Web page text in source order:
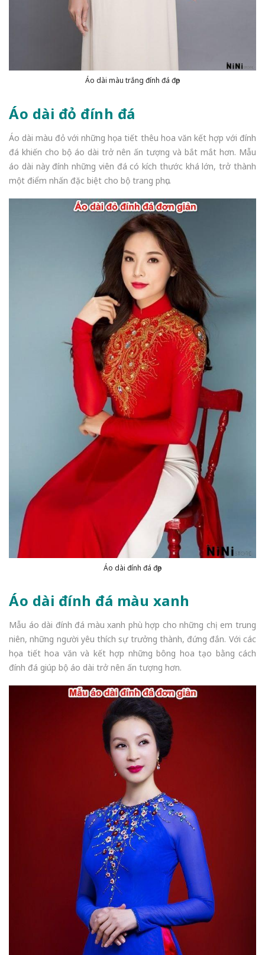
Áo dài màu trắng đính đá đẹp
Áo dài đỏ đính đá
Áo dài màu đỏ với những họa tiết thêu hoa văn kết hợp với đính
đá khiến cho bộ áo dài trở nên ấn tượng và bắt mắt hơn. Mẫu
áo dài này đính những viên đá có kích thước khá lớn, trở thành
một điểm nhấn đặc biệt cho bộ trang phục.
Áo dài đính đá đẹp
Áo dài đính đá màu xanh
Mẫu áo dài đính đá màu xanh phù hợp cho những chị em trung
niên, những người yêu thích sự trưởng thành, đứng đắn. Với các
họa tiết hoa văn và kết hợp những bông hoa tạo bằng cách
đính đá giúp bộ áo dài trở nên ấn tượng hơn.